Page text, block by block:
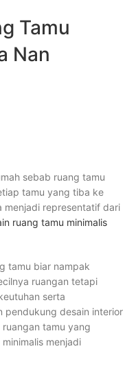
Tamu
Nan
sebab ruang tamu
tamu yang tiba ke
menjadi representatif dari
ruang tamu minimalis
tamu biar nampak
ruangan tetapi
serta
pendukung desain interior
tamu yang
menjadi